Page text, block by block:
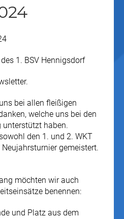
1. BSV Hennigsdorf
bei allen fleißigen
welche uns bei den
unterstützt haben.
den 1. und 2. WKT
gemeistert.
möchten wir auch
benennen:
und Platz aus dem